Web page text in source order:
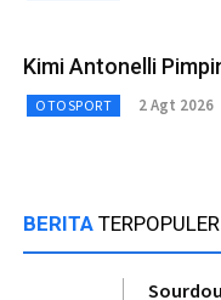
Kimi Antonelli
OTOSPORT 2 Agt 2026
BERITA TERPOPULER